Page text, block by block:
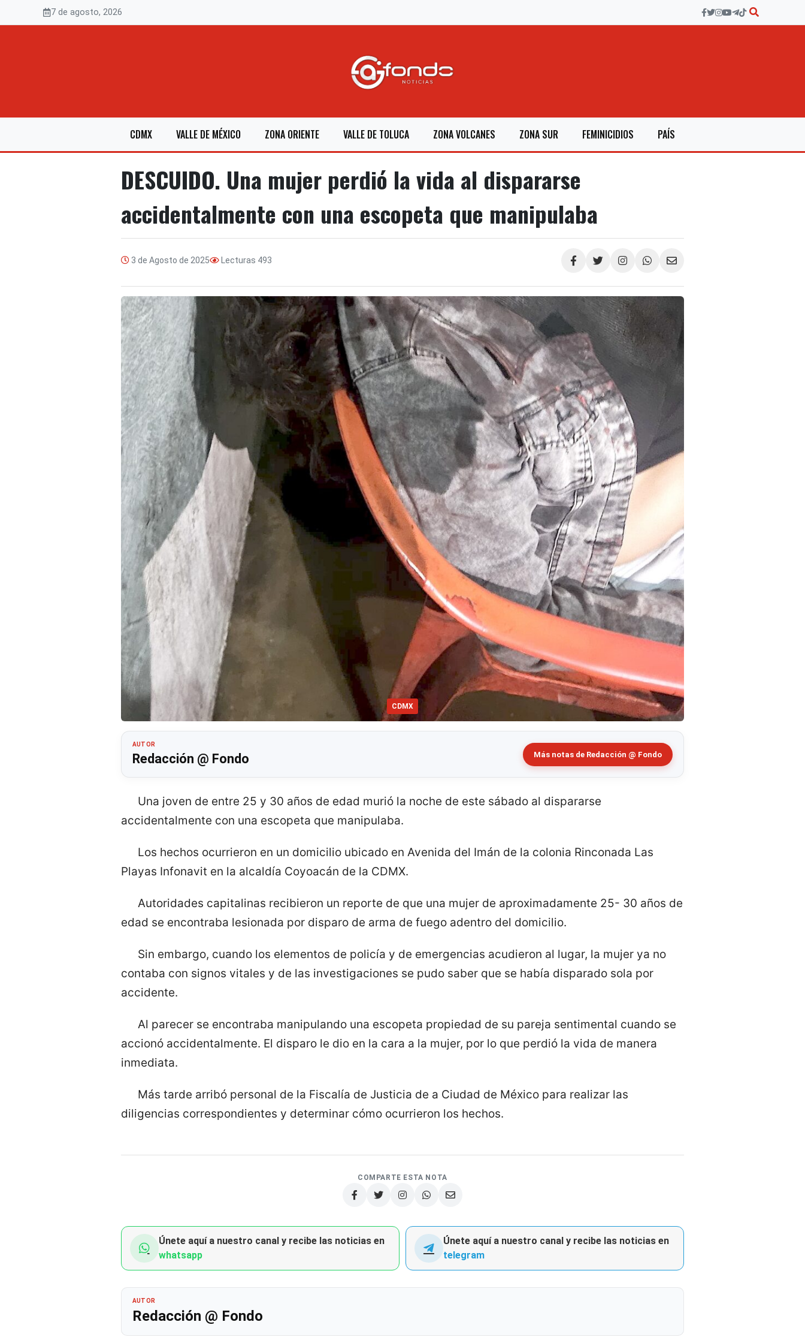
7 de agosto, 2026
CDMX VALLE DE MÉXICO ZONA ORIENTE VALLE DE TOLUCA ZONA VOLCANES ZONA SUR FEMINICIDIOS PAÍS
DESCUIDO. Una mujer perdió la vida al dispararse
accidentalmente con una escopeta que manipulaba
3 de Agosto de 2025 Lecturas 493
Compartir
CDMX
AUTOR
Redacción @ Fondo Más notas de Redacción @ Fondo
Una joven de entre 25 y 30 años de edad murió la noche de este sábado al dispararse
accidentalmente con una escopeta que manipulaba.
Los hechos ocurrieron en un domicilio ubicado en Avenida del Imán de la colonia Rinconada Las
Playas Infonavit en la alcaldía Coyoacán de la CDMX.
Autoridades capitalinas recibieron un reporte de que una mujer de aproximadamente 25- 30 años de
edad se encontraba lesionada por disparo de arma de fuego adentro del domicilio.
Sin embargo, cuando los elementos de policía y de emergencias acudieron al lugar, la mujer ya no
contaba con signos vitales y de las investigaciones se pudo saber que se había disparado sola por
accidente.
Al parecer se encontraba manipulando una escopeta propiedad de su pareja sentimental cuando se
accionó accidentalmente. El disparo le dio en la cara a la mujer, por lo que perdió la vida de manera
inmediata.
Más tarde arribó personal de la Fiscalía de Justicia de a Ciudad de México para realizar las
diligencias correspondientes y determinar cómo ocurrieron los hechos.
COMPARTE ESTA NOTA
Únete aquí a nuestro canal y recibe las noticias en
whatsapp
Únete aquí a nuestro canal y recibe las noticias en
telegram
AUTOR
Redacción @ Fondo